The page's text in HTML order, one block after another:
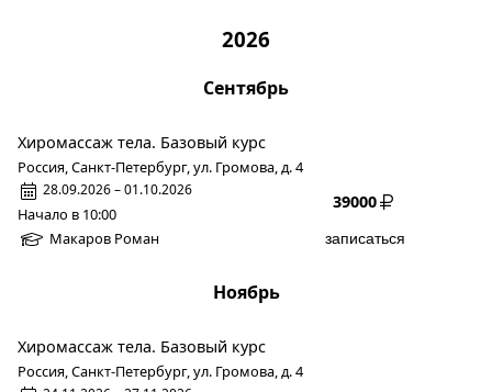
2026
Сентябрь
Хиромассаж тела. Базовый курс
Россия, Санкт-Петербург, ул. Громова, д. 4
28.09.2026 – 01.10.2026
Начало в 10:00
Макаров Роман
39000
записаться
Ноябрь
Хиромассаж тела. Базовый курс
Россия, Санкт-Петербург, ул. Громова, д. 4